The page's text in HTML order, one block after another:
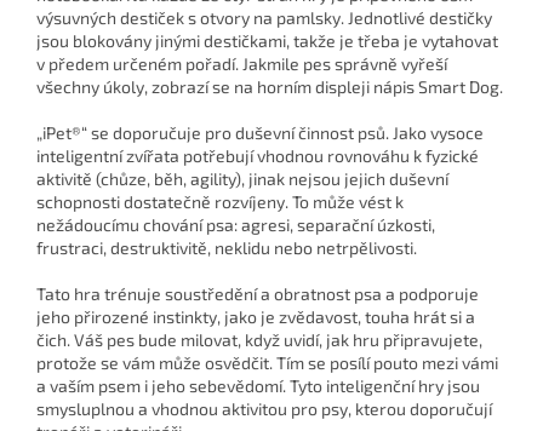
výsuvných destiček s otvory na pamlsky. Jednotlivé destičky
jsou blokovány jinými destičkami, takže je třeba je vytahovat
v předem určeném pořadí. Jakmile pes správně vyřeší
všechny úkoly, zobrazí se na horním displeji nápis Smart Dog.
„iPet®“ se doporučuje pro duševní činnost psů. Jako vysoce
inteligentní zvířata potřebují vhodnou rovnováhu k fyzické
aktivitě (chůze, běh, agility), jinak nejsou jejich duševní
schopnosti dostatečně rozvíjeny. To může vést k
nežádoucímu chování psa: agresi, separační úzkosti,
frustraci, destruktivitě, neklidu nebo netrpělivosti.
Tato hra trénuje soustředění a obratnost psa a podporuje
jeho přirozené instinkty, jako je zvědavost, touha hrát si a
čich. Váš pes bude milovat, když uvidí, jak hru připravujete,
protože se vám může osvědčit. Tím se posílí pouto mezi vámi
a vaším psem i jeho sebevědomí. Tyto inteligenční hry jsou
smysluplnou a vhodnou aktivitou pro psy, kterou doporučují